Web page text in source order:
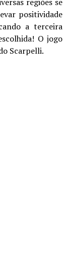
positividade
a terceira
O jogo
Scarpelli.